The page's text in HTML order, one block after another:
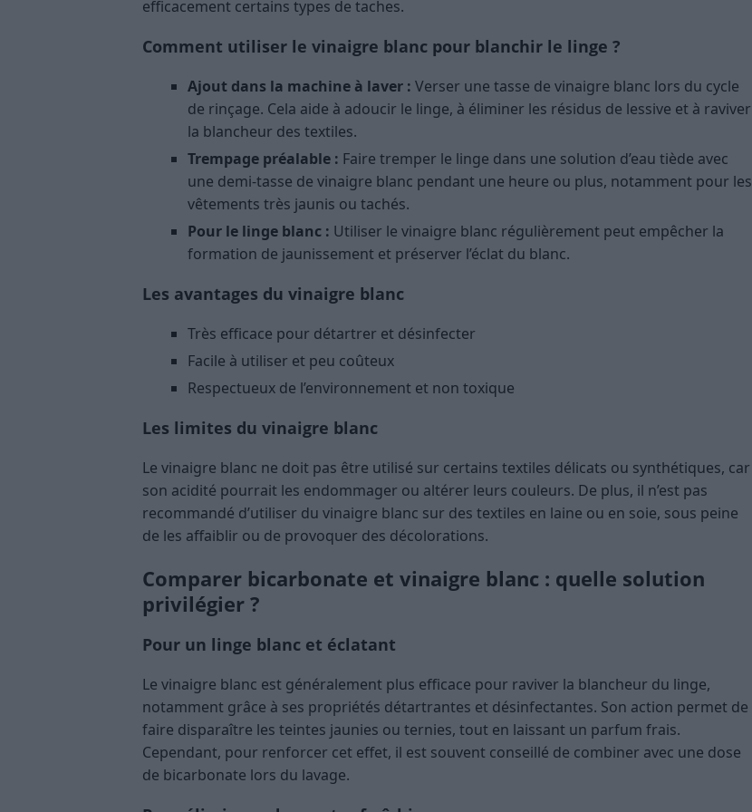
efficacement certains types de taches.
Comment utiliser le vinaigre blanc pour blanchir le linge ?
Ajout dans la machine à laver : Verser une tasse de vinaigre blanc lors du cycle
de rinçage. Cela aide à adoucir le linge, à éliminer les résidus de lessive et à raviver
la blancheur des textiles.
Trempage préalable : Faire tremper le linge dans une solution d’eau tiède avec
une demi-tasse de vinaigre blanc pendant une heure ou plus, notamment pour les
vêtements très jaunis ou tachés.
Pour le linge blanc : Utiliser le vinaigre blanc régulièrement peut empêcher la
formation de jaunissement et préserver l’éclat du blanc.
Les avantages du vinaigre blanc
Très efficace pour détartrer et désinfecter
Facile à utiliser et peu coûteux
Respectueux de l’environnement et non toxique
Les limites du vinaigre blanc
Le vinaigre blanc ne doit pas être utilisé sur certains textiles délicats ou synthétiques, car
son acidité pourrait les endommager ou altérer leurs couleurs. De plus, il n’est pas
recommandé d’utiliser du vinaigre blanc sur des textiles en laine ou en soie, sous peine
de les affaiblir ou de provoquer des décolorations.
Comparer bicarbonate et vinaigre blanc : quelle solution
privilégier ?
Pour un linge blanc et éclatant
Le vinaigre blanc est généralement plus efficace pour raviver la blancheur du linge,
notamment grâce à ses propriétés détartrantes et désinfectantes. Son action permet de
faire disparaître les teintes jaunies ou ternies, tout en laissant un parfum frais.
Cependant, pour renforcer cet effet, il est souvent conseillé de combiner avec une dose
de bicarbonate lors du lavage.